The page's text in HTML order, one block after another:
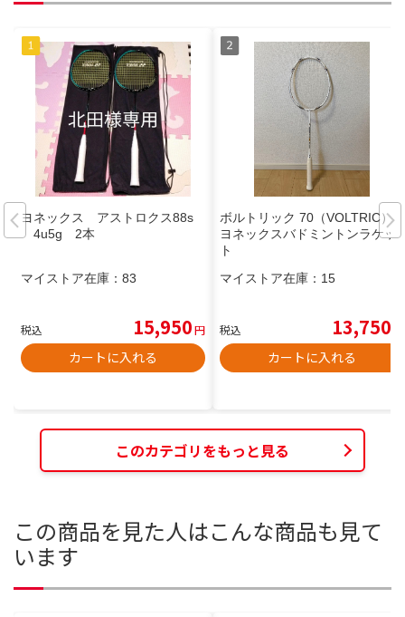
ヨネックス アストロクス88s
4u5g 2本
マイストア在庫： 83
税込 15,950円
カートに入れる
ボルトリック 70（VOLTRIC）
ヨネックスバドミントンラケッ
ト
マイストア在庫： 15
税込 13,750
カートに入れる
このカテゴリをもっと見る
この商品を見た人はこんな商品も見て
います